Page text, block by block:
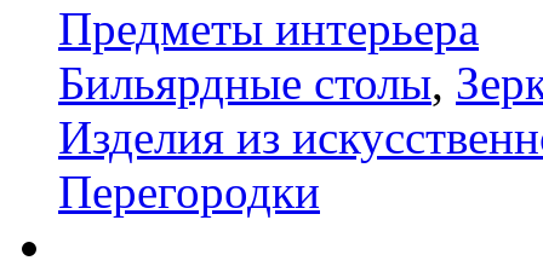
Предметы интерьера
Бильярдные столы,
Изделия из
Перегородки